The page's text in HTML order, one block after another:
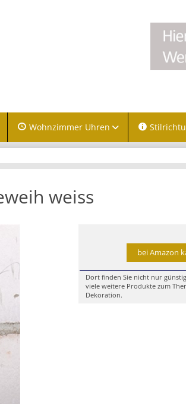
Wohnzimmer Uhren
weiss
bei Amazon
Dort finden Sie nicht nur
viele weitere Produkte zum
Dekoration.